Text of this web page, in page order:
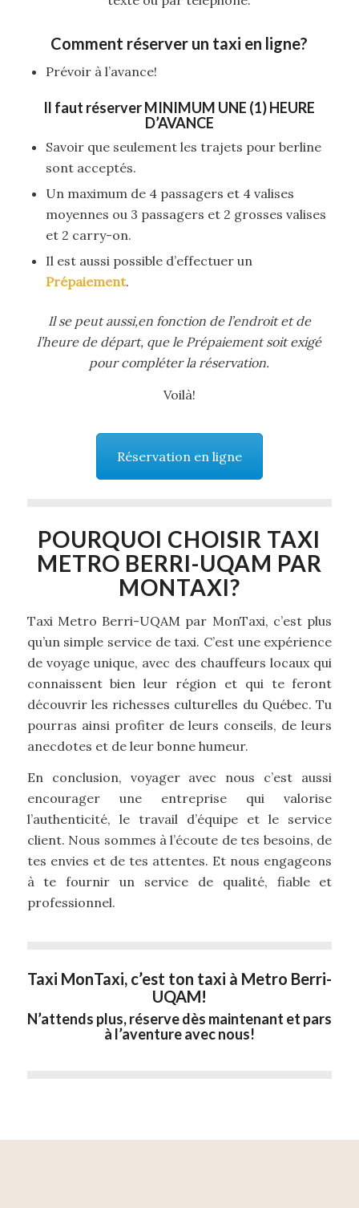
Comment réserver un taxi en ligne?
Prévoir à l’avance!
Il faut réserverMINIMUM UNE (1) HEURE
D’AVANCE
Savoir que seulement les trajets pour berline
sont acceptés.
Un maximum de 4 passagers et 4 valises
moyennes ou 3 passagers et 2 grosses valises
et 2 carry-on.
Il est aussi possible d’effectuer un
Prépaiement.
Il se peut aussi,en fonction de l’endroit et de
l’heure de départ, que le Prépaiement soit exigé
pour compléter la réservation.
Voilà!
Réservation en ligne
POURQUOI CHOISIR TAXI
METRO BERRI-UQAM PAR
MONTAXI?
Taxi Metro Berri-UQAM par MonTaxi, c’est plus
qu’un simple service de taxi. C’est une expérience
de voyage unique, avec des chauffeurs locaux qui
connaissent bien leur région et qui te feront
découvrir les richesses culturelles du Québec. Tu
pourras ainsi profiter de leurs conseils, de leurs
anecdotes et de leur bonne humeur.
En conclusion, voyager avec nous c’est aussi
encourager une entreprise qui valorise
l’authenticité, le travail d’équipe et le service
client. Nous sommes à l’écoute de tes besoins, de
tes envies et de tes attentes. Et nous engageons
à te fournir un service de qualité, fiable et
professionnel.
Taxi MonTaxi, c’est ton taxi à Metro Berri-
UQAM!
N’attends plus, réserve dès maintenant et pars
à l’aventure avec nous!